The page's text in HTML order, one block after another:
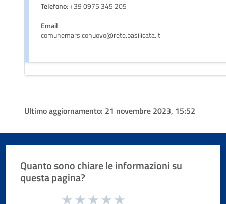
Telefono: +39 0975 345 205
Email:
comunemarsiconuovo@rete.basilicata.it
Ultimo aggiornamento: 21 novembre 2023, 15:52
Quanto sono chiare le informazioni su
questa pagina?
Valuta da 1 a 5 stelle la pagina